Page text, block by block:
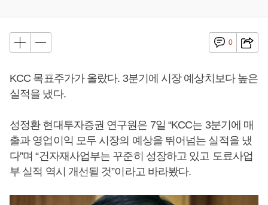
0
KCC 목표주가가 올랐다. 3분기에 시장 예상치보다 높은
실적을 냈다.
성정환 현대투자증권 연구원은 7일 “KCC는 3분기에 매
출과 영업이익 모두 시장의 예상을 뛰어넘는 실적을 냈
다”며 “건자재사업부는 꾸준히 성장하고 있고 도료사업
부 실적 역시 개선될 것”이라고 바라봤다.